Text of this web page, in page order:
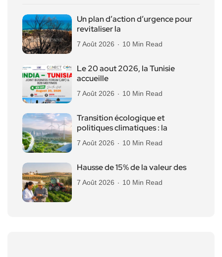
Un plan d’action d’urgence pour
revitaliser la
7 Août 2026 10 Min Read
Le 20 aout 2026, la Tunisie
accueille
7 Août 2026 10 Min Read
Transition écologique et
politiques climatiques : la
7 Août 2026 10 Min Read
Hausse de 15% de la valeur des
7 Août 2026 10 Min Read